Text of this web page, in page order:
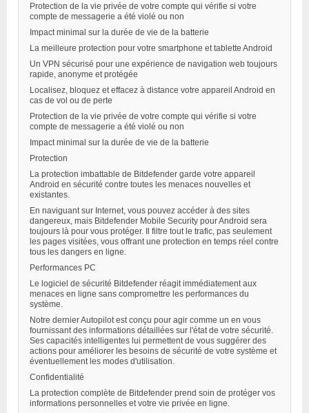
Protection de la vie privée de votre compte qui vérifie si votre
compte de messagerie a été violé ou non
Impact minimal sur la durée de vie de la batterie
La meilleure protection pour votre smartphone et tablette Android
Un VPN sécurisé pour une expérience de navigation web toujours
rapide, anonyme et protégée
Localisez, bloquez et effacez à distance votre appareil Android en
cas de vol ou de perte
Protection de la vie privée de votre compte qui vérifie si votre
compte de messagerie a été violé ou non
Impact minimal sur la durée de vie de la batterie
Protection
La protection imbattable de Bitdefender garde votre appareil
Android en sécurité contre toutes les menaces nouvelles et
existantes.
En naviguant sur Internet, vous pouvez accéder à des sites
dangereux, mais Bitdefender Mobile Security pour Android sera
toujours là pour vous protéger. Il filtre tout le trafic, pas seulement
les pages visitées, vous offrant une protection en temps réel contre
tous les dangers en ligne.
Performances PC
Le logiciel de sécurité Bitdefender réagit immédiatement aux
menaces en ligne sans compromettre les performances du
système.
Notre dernier Autopilot est conçu pour agir comme un en vous
fournissant des informations détaillées sur l'état de votre sécurité.
Ses capacités intelligentes lui permettent de vous suggérer des
actions pour améliorer les besoins de sécurité de votre système et
éventuellement les modes d'utilisation.
Confidentialité
La protection complète de Bitdefender prend soin de protéger vos
informations personnelles et votre vie privée en ligne.